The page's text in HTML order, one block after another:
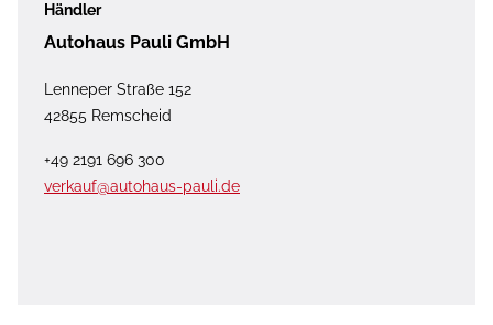
Händler
Autohaus Pauli GmbH
Lenneper Straße 152
42855 Remscheid
+49 2191 696 300
verkauf@autohaus-pauli.de